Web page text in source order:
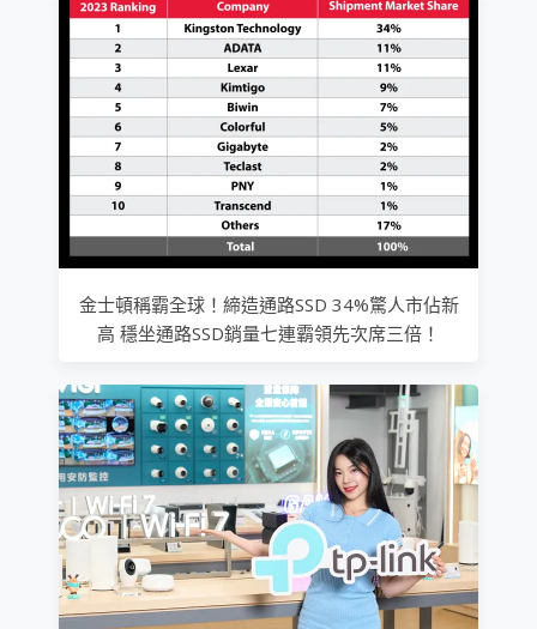
金士頓稱霸全球！締造通路SSD 34%驚人市佔新
高 穩坐通路SSD銷量七連霸領先次席三倍！